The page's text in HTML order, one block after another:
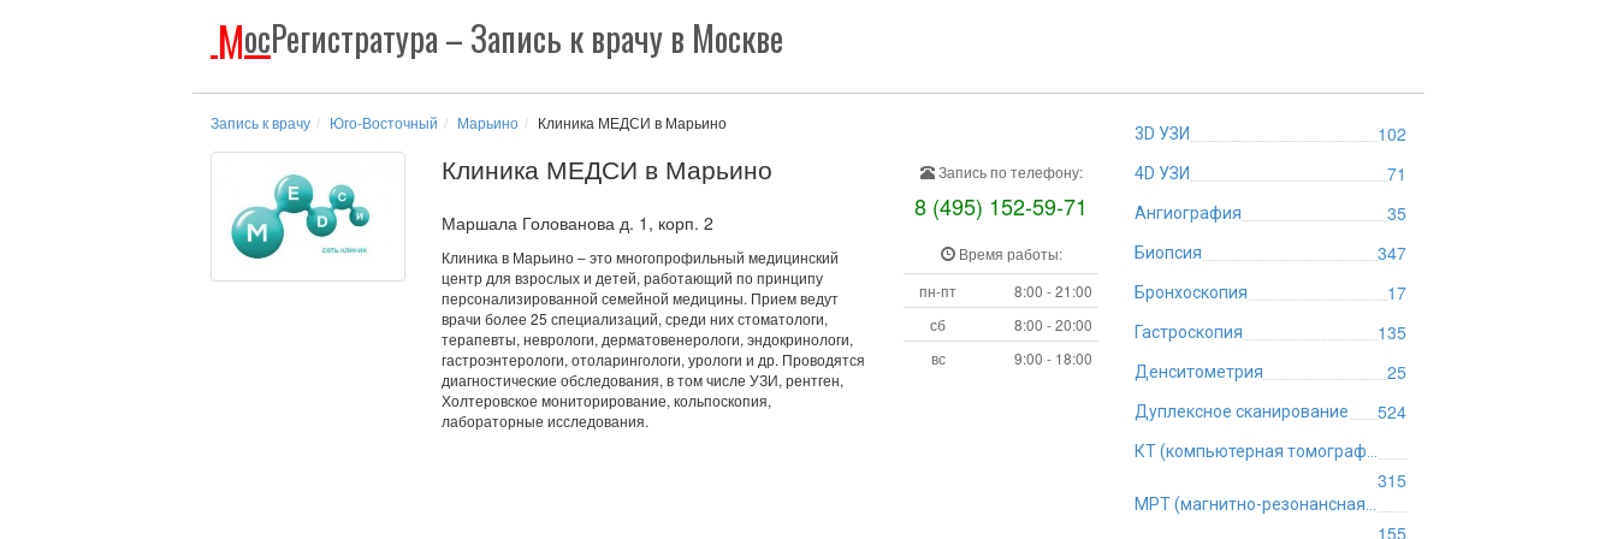
МосРегистратура– Запись к врачу в Москве
Запись к врачу Юго-Восточный Марьино Клиника МЕДСИ в Марьино
Клиника МЕДСИ в Марьино
Маршала Голованова д. 1, корп. 2
Клиника в Марьино – это многопрофильный медицинский
центр для взрослых и детей, работающий по принципу
персонализированной семейной медицины. Прием ведут
врачи более 25 специализаций, среди них стоматологи,
терапевты, неврологи, дерматовенерологи, эндокринологи,
гастроэнтерологи, отоларингологи, урологи и др. Проводятся
диагностические обследования, в том числе УЗИ, рентген,
Холтеровское мониторирование, кольпоскопия,
лабораторные исследования.
Запись по телефону:
8 (495) 152-59-71
Время работы:
пн-пт
8:00 - 21:00
сб
8:00 - 20:00
вс
9:00 - 18:00
3D УЗИ 102
4D УЗИ 71
Ангиография 35
Биопсия 347
Бронхоскопия 17
Гастроскопия 135
Денситометрия 25
Дуплексное сканирование 524
315
155